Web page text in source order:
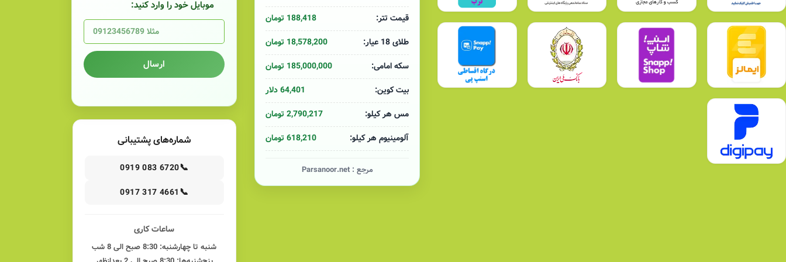
قیمت تتر:
188,418 تومان
طلای 18 عیار:
18,578,200 تومان
سکه امامی:
185,000,000 تومان
بیت کوین:
64,401 دلار
مس هر کیلو:
2,790,217 تومان
آلومینیوم هر کیلو:
618,210 تومان
مرجع :Parsanoor.net
موبایل خود را وارد کنید:
ارسال
شماره‌های پشتیبانی
📞
0919 083 6720
📞
0917 317 4661
ساعات کاری
شنبه تا چهارشنبه: 8:30 صبح الی 8 شب